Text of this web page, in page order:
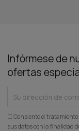
Infórmese de
ofertas
☐ Consiento el tratamiento
sus datos con la finalidad